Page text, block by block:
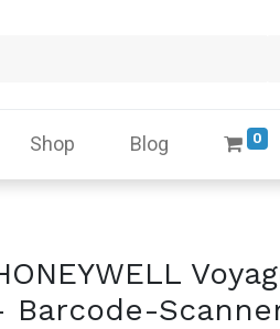
Shop Blog 0
Barcode-